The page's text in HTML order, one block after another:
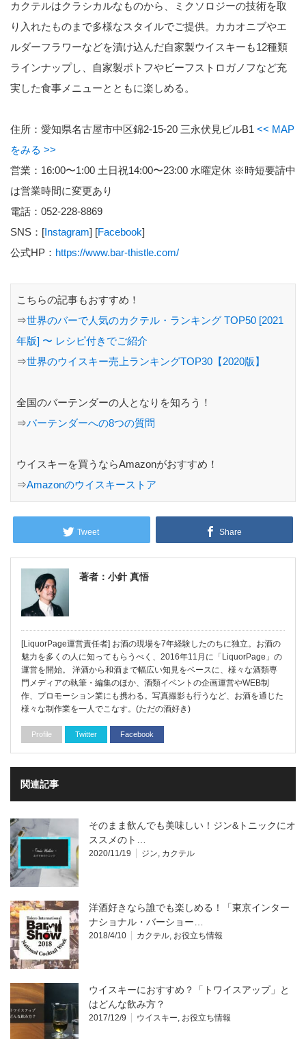
カクテルはクラシカルなものから、ミクソロジーの技術を取
り入れたものまで多様なスタイルでご提供。カカオニブやエ
ルダーフラワーなどを漬け込んだ自家製ウイスキーも12種類
ラインナップし、自家製ポトフやビーフストロガノフなど充
実した食事メニューとともに楽しめる。
住所：愛知県名古屋市中区錦2-15-20 三永伏見ビルB1 << MAP
をみる >>
営業：16:00〜1:00 土日祝14:00〜23:00 水曜定休 ※時短要請中
は営業時間に変更あり
電話：052-228-8869
SNS：[Instagram] [Facebook]
公式HP： https://www.bar-thistle.com/
こちらの記事もおすすめ！
⇒世界のバーで人気のカクテル・ランキング TOP50 [2021
年版] 〜 レシピ付きでご紹介
⇒世界のウイスキー売上ランキングTOP30【2020版】
全国のバーテンダーの人となりを知ろう！
⇒バーテンダーへの8つの質問
ウイスキーを買うならAmazonがおすすめ！
⇒Amazonのウイスキーストア
Tweet Share
著者：小針 真悟
[LiquorPage運営責任者] お酒の現場を7年経験したのちに独立。お酒の
魅力を多くの人に知ってもらうべく、2016年11月に「LiquorPage」の
運営を開始。 洋酒から和酒まで幅広い知見をベースに、様々な酒類専
門メディアの執筆・編集のほか、酒類イベントの企画運営やWEB制
作、プロモーション業にも携わる。写真撮影も行うなど、お酒を通じた
様々な制作業を一人でこなす。(ただの酒好き)
Profile Twitter Facebook
関連記事
そのまま飲んでも美味しい！ジン&トニックにオ
ススメのト…
2020/11/19 ジン, カクテル
洋酒好きなら誰でも楽しめる！「東京インター
ナショナル・バーショー…
2018/4/10 カクテル, お役立ち情報
ウイスキーにおすすめ？「トワイスアップ」と
はどんな飲み方？
2017/12/9 ウイスキー, お役立ち情報